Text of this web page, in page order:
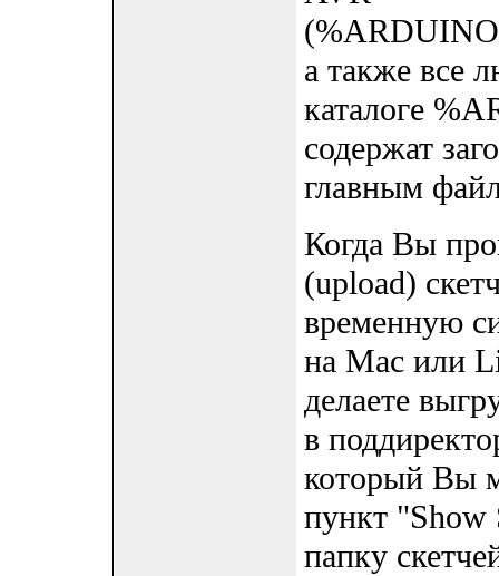
а также все
каталоге
содержат
главным
Когда Вы
(upload)
временную
на Mac или
делаете
в
который Вы
пункт "Show
папку